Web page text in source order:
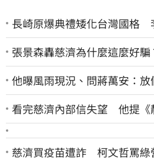
長崎原爆典禮矮化台灣國格
張景森轟慈濟為什麼這麼好騙
他曝風雨現況、問蔣萬安：放
看完慈濟內部信失望 他提《
慈濟買疫苗遭詐 柯文哲罵綠